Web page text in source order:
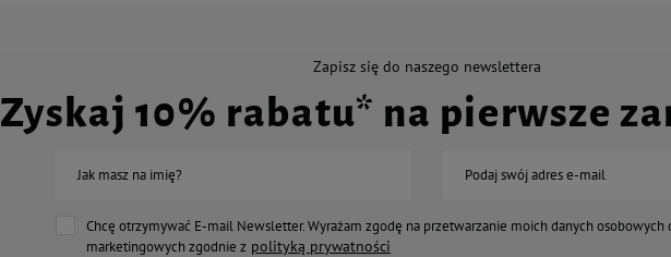
Zapisz się do naszego newslettera
Zyskaj 10% rabatu* na pierwsze
Jak masz na imię? Podaj swój adres e-mail
Chcę otrzymywać E-mail Newsletter. Wyrażam zgodę na przetwarzanie moich danych osobowych
marketingowych zgodnie z polityką prywatności